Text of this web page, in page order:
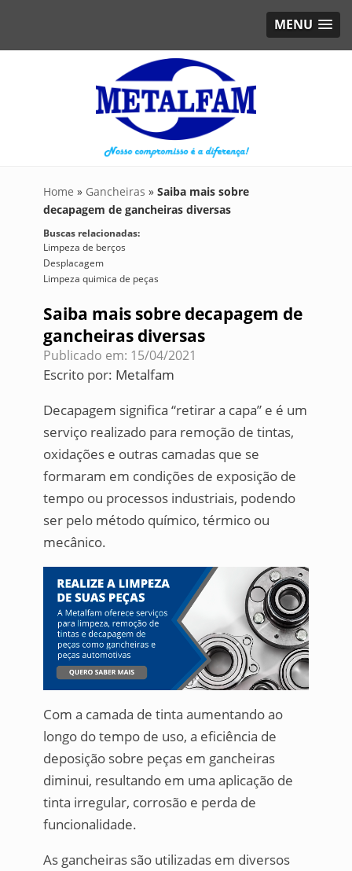
MENU
Home » Gancheiras » Saiba mais sobre
decapagem de gancheiras diversas
Buscas relacionadas:
Limpeza de berços
Desplacagem
Limpeza quimica de peças
Saiba mais sobre decapagem de
gancheiras diversas
Publicado em: 15/04/2021
Escrito por: Metalfam
Decapagem significa “retirar a capa” e é um
serviço realizado para remoção de tintas,
oxidações e outras camadas que se
formaram em condições de exposição de
tempo ou processos industriais, podendo
ser pelo método químico, térmico ou
mecânico.
Com a camada de tinta aumentando ao
longo do tempo de uso, a eficiência de
deposição sobre peças em gancheiras
diminui, resultando em uma aplicação de
tinta irregular, corrosão e perda de
funcionalidade.
As gancheiras são utilizadas em diversos